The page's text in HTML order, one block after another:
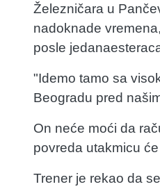
Železničara u
nadoknade
posle
"Idemo tamo sa
Beogradu pred
On neće moći da
povreda utakmicu
Trener je rekao da